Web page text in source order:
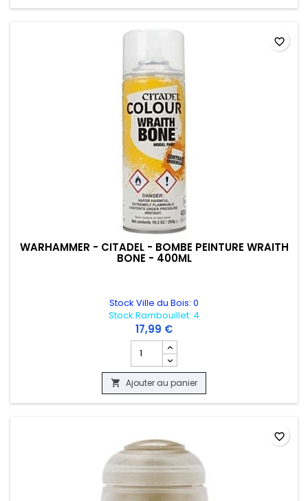
WARHAMMER - CITADEL - BOMBE PEINTURE WRAITH
BONE - 400ML
Stock Ville du Bois: 0
Stock Rambouillet: 4
17,99 €
Champ quantité du produit
 Ajouter au panier
favorite_border
favorite_border